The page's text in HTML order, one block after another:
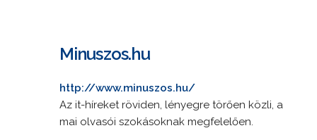
Minuszos.hu
http://www.minuszos.hu/
Az it-híreket röviden, lényegre törően közli, a
mai olvasói szokásoknak megfelelően.